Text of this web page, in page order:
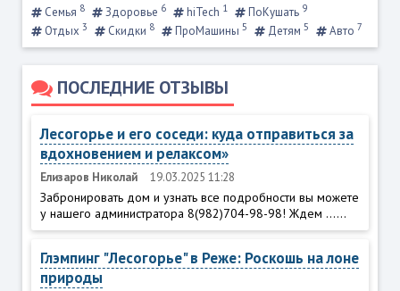
Семья 8 Здоровье 6 hiTech 1 ПоКушать 9
Отдых 3 Скидки 8 ПроМашины 5 Детям 5 Авто 7
ПОСЛЕДНИЕ ОТЗЫВЫ
Лесогорье и его соседи: куда отправиться за
вдохновением и релаксом»
Елизаров Николай 19.03.2025 11:28
Забронировать дом и узнать все подробности вы можете
у нашего администратора 8(982)704-98-98! Ждем ......
Глэмпинг "Лесогорье" в Реже: Роскошь на лоне
природы